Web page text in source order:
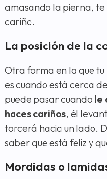
amasando la pierna, te
cariño.
La posición de la
Otra forma en la que tu
es cuando está cerca
puede pasar cuando le
haces cariños, él
torcerá hacia un lado.
saber que está feliz y
Mordidas o